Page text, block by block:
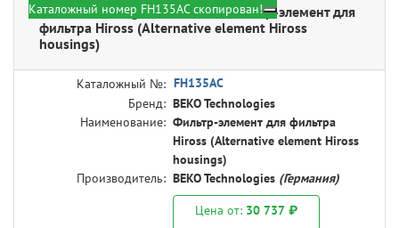
BEKO Technologies FH135AC - Фильтр-элемент для
фильтра Hiross (Alternative element Hiross
housings)
Каталожный №: FH135AC
Бренд: BEKO Technologies
Наименование: Фильтр-элемент для фильтра
Hiross (Alternative element Hiross
housings)
Производитель: BEKO Technologies (Германия)
Цена от: 30 737 ₽
Каталожный номер FH135AC скопирован!